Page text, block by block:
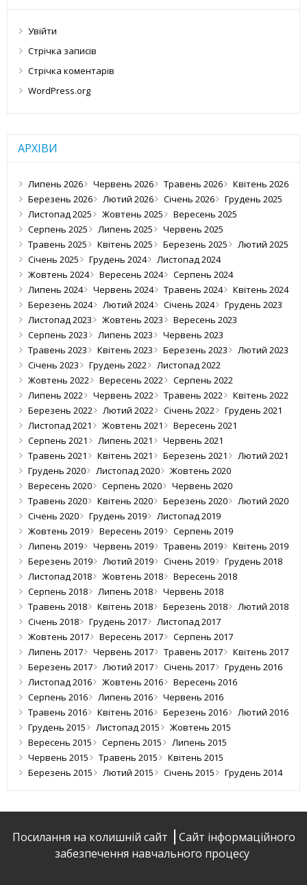
Увійти
Стрічка записів
Стрічка коментарів
WordPress.org
АРХІВИ
Липень 2026 Червень 2026 Травень 2026
Квітень 2026
Березень 2026
Лютий 2026 Січень 2026
Грудень 2025
Листопад 2025
Жовтень 2025
Вересень 2025
Серпень 2025
Липень 2025
Червень 2025
Травень 2025
Квітень 2025 Березень 2025
Лютий 2025
Січень 2025
Грудень 2024
Листопад 2024
Жовтень 2024
Вересень 2024
Серпень 2024
Липень 2024
Червень 2024 Травень 2024
Квітень 2024
Березень 2024
Лютий 2024 Січень 2024
Грудень 2023
Листопад 2023
Жовтень 2023
Вересень 2023
Серпень 2023
Липень 2023
Червень 2023
Травень 2023
Квітень 2023 Березень 2023
Лютий 2023
Січень 2023
Грудень 2022
Листопад 2022
Жовтень 2022
Вересень 2022
Серпень 2022
Липень 2022
Червень 2022 Травень 2022
Квітень 2022
Березень 2022
Лютий 2022 Січень 2022
Грудень 2021
Листопад 2021
Жовтень 2021
Вересень 2021
Серпень 2021
Липень 2021
Червень 2021
Травень 2021
Квітень 2021 Березень 2021
Лютий 2021
Грудень 2020
Листопад 2020
Жовтень 2020
Вересень 2020
Серпень 2020
Червень 2020
Травень 2020
Квітень 2020 Березень 2020
Лютий 2020
Січень 2020
Грудень 2019
Листопад 2019
Жовтень 2019
Вересень 2019
Серпень 2019
Липень 2019
Червень 2019 Травень 2019
Квітень 2019
Березень 2019
Лютий 2019 Січень 2019
Грудень 2018
Листопад 2018
Жовтень 2018
Вересень 2018
Серпень 2018
Липень 2018
Червень 2018
Травень 2018
Квітень 2018 Березень 2018
Лютий 2018
Січень 2018
Грудень 2017
Листопад 2017
Жовтень 2017
Вересень 2017
Серпень 2017
Липень 2017
Червень 2017 Травень 2017
Квітень 2017
Березень 2017
Лютий 2017 Січень 2017
Грудень 2016
Листопад 2016
Жовтень 2016
Вересень 2016
Серпень 2016
Липень 2016
Червень 2016
Травень 2016
Квітень 2016 Березень 2016
Лютий 2016
Грудень 2015
Листопад 2015
Жовтень 2015
Вересень 2015
Серпень 2015
Липень 2015
Червень 2015
Травень 2015
Квітень 2015
Березень 2015
Лютий 2015 Січень 2015 Грудень 2014
Посилання на колишній сайт
Сайт інформаційного
забезпечення навчального процесу